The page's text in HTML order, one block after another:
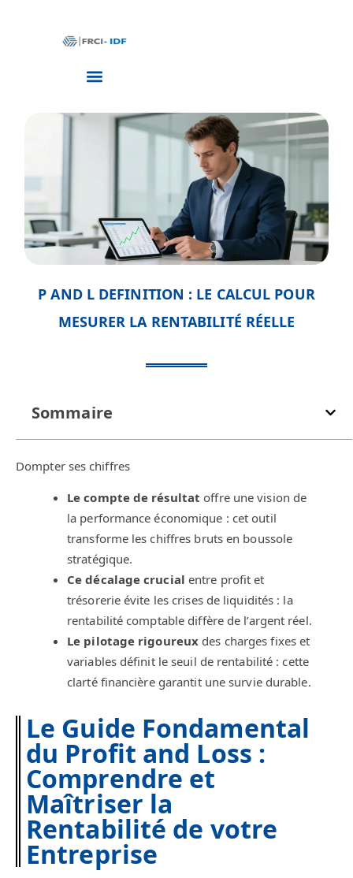
P AND L DEFINITION : LE CALCUL POUR
MESURER LA RENTABILITÉ RÉELLE
Sommaire
Dompter ses chiffres
Le compte de résultat offre une vision de
la performance économique : cet outil
transforme les chiffres bruts en boussole
stratégique.
Ce décalage crucial entre profit et
trésorerie évite les crises de liquidités : la
rentabilité comptable diffère de l’argent réel.
Le pilotage rigoureux des charges fixes et
variables définit le seuil de rentabilité : cette
clarté financière garantit une survie durable.
Le Guide Fondamental
du Profit and Loss :
Comprendre et
Maîtriser la
Rentabilité de votre
Entreprise